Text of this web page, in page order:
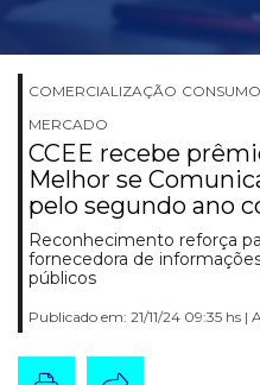
COMERCIALIZAÇÃO CONSUMO
MERCADO
CCEE recebe
Melhor se
pelo segundo ano
Reconhecimento reforça
fornecedora de
públicos
Publicado em: 21/11/24 09:35 hs |